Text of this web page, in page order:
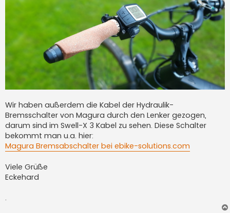
Wir haben außerdem die Kabel der Hydraulik-
Bremsschalter von Magura durch den Lenker gezogen,
darum sind im Swell-X 3 Kabel zu sehen. Diese Schalter
bekommt man u.a. hier:
Magura Bremsabschalter bei ebike-solutions.com
Viele Grüße
Eckehard
.